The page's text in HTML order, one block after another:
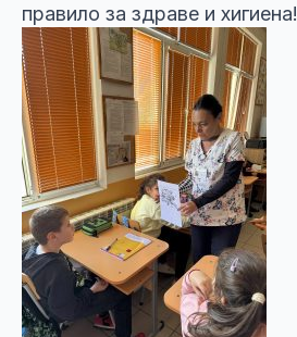
правило за здраве и хигиена!